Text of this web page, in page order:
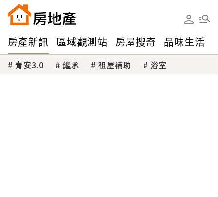
房產新訊 區域觀測站 房屋搜奇 品味生活
青安3.0 繼承 租屋補助 浴室